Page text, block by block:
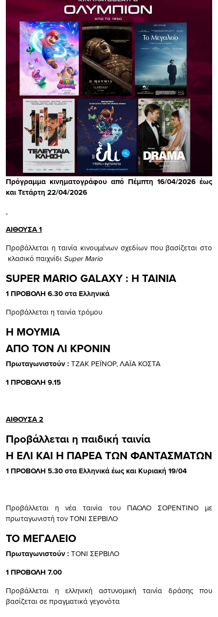
Πρόγραμμα κινηματογράφου από Πέμπτη 16/04/2026 έως
και Τετάρτη 22/04/2026
ΑΙΘΟΥΣΑ 1
Προβάλλεται η ταινία κινουμένων σχεδίων που βασίζεται στο
κλασικό παιχνίδι Super Mario
SUPER MARIO GALAXY : Η ΤΑΙΝΙΑ
1 ΠΡΟΒΟΛΗ 6.30 στα Ελληνικά
Προβάλλεται η ταινία τρόμου
Η ΜΟΥΜΙΑ
ΑΠΟ ΤΟΝ ΛΙ ΚΡΟΝΙΝ
Πρωταγωνιστούν : ΤΖΑΚ ΡΕΪΝΟΡ, ΛΑΪΑ ΚΟΣΤΑ
1 ΠΡΟΒΟΛΗ 9.15
ΑΙΘΟΥΣΑ 2
Προβάλλεται η παιδική ταινία
Η ΕΛΙ ΚΑΙ Η ΠΑΡΕΑ ΤΩΝ ΦΑΝΤΑΣΜΑΤΩΝ
1 ΠΡΟΒΟΛΗ 5.30 στα Ελληνικά έως και Κυριακή 19/04
Προβάλλεται η νέα ταινία του ΠΑΟΛΟ ΣΟΡΕΝΤΙΝΟ με
πρωταγωνιστή τον ΤΟΝΙ ΣΕΡΒΙΛΟ
ΤΟ ΜΕΓΑΛΕΙΟ
Πρωταγωνιστούν : ΤΟΝΙ ΣΕΡΒΙΛΟ
1 ΠΡΟΒΟΛΗ 7.00
Προβάλλεται η ελληνική αστυνομική ταινία δράσης που
βασίζεται σε πραγματικά γεγονότα